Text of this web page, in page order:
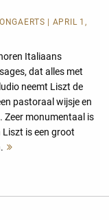
| APRIL 1,
Italiaans
dat alles met
neemt Liszt de
pastoraal wijsje en
Zeer monumentaal is
Liszt is een groot